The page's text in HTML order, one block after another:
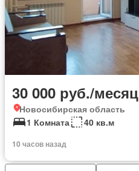
30 000 руб./месяц
Новосибирская область
1 Комната
40 кв.м
10 часов назад